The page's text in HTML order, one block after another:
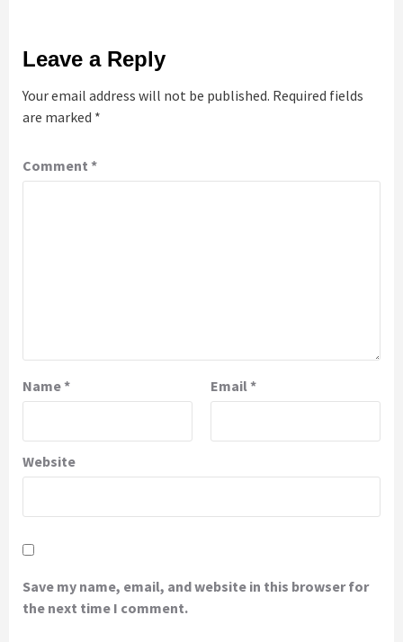
Leave a Reply
Your email address will not be published. Required fields
are marked *
Comment *
Name* Email *
Website
Save my name, email, and website in this browser for
the next time I comment.